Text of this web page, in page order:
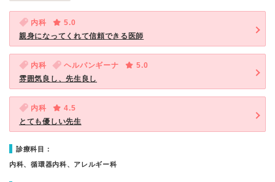
内科
5.0
親身になってくれて信頼できる医師
内科 ヘルパンギーナ
5.0
雰囲気良し、先生良し
内科
4.5
とても優しい先生
診療科目：
内科、循環器内科、アレルギー科